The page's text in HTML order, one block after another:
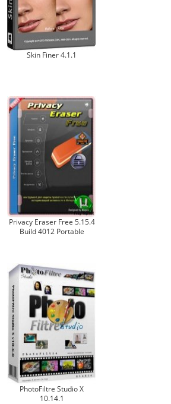
Skin Finer 4.1.1
Privacy Eraser Free 5.15.4
Build 4012 Portable
PhotoFiltre Studio X
10.14.1